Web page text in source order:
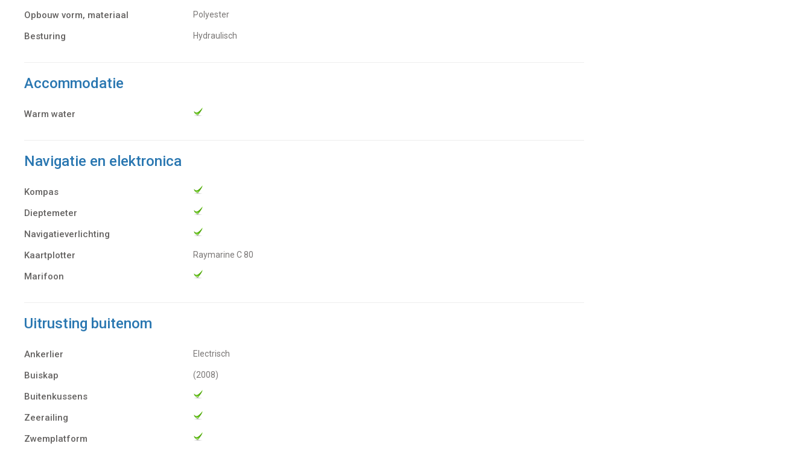
Opbouw vorm, materiaal Polyester
Besturing Hydraulisch
Accommodatie
Warm water
Navigatie en elektronica
Kompas
Dieptemeter
Navigatieverlichting
Kaartplotter
Raymarine C 80
Marifoon
Uitrusting buitenom
Ankerlier Electrisch
Buiskap (2008)
Buitenkussens
Zeerailing
Zwemplatform